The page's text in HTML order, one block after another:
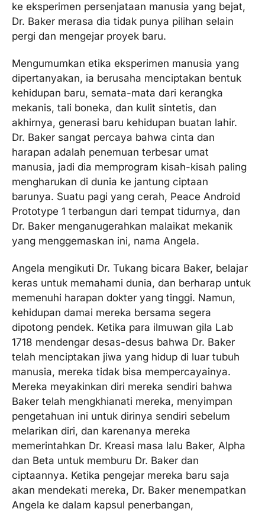
ke eksperimen persenjataan manusia yang bejat,
Dr. Baker merasa dia tidak punya pilihan selain
pergi dan mengejar proyek baru.
Mengumumkan etika eksperimen manusia yang
dipertanyakan, ia berusaha menciptakan bentuk
kehidupan baru, semata-mata dari kerangka
mekanis, tali boneka, dan kulit sintetis, dan
akhirnya, generasi baru kehidupan buatan lahir.
Dr. Baker sangat percaya bahwa cinta dan
harapan adalah penemuan terbesar umat
manusia, jadi dia memprogram kisah-kisah paling
mengharukan di dunia ke jantung ciptaan
barunya. Suatu pagi yang cerah, Peace Android
Prototype 1 terbangun dari tempat tidurnya, dan
Dr. Baker menganugerahkan malaikat mekanik
yang menggemaskan ini, nama Angela.
Angela mengikuti Dr. Tukang bicara Baker, belajar
keras untuk memahami dunia, dan berharap untuk
memenuhi harapan dokter yang tinggi. Namun,
kehidupan damai mereka bersama segera
dipotong pendek. Ketika para ilmuwan gila Lab
1718 mendengar desas-desus bahwa Dr. Baker
telah menciptakan jiwa yang hidup di luar tubuh
manusia, mereka tidak bisa mempercayainya.
Mereka meyakinkan diri mereka sendiri bahwa
Baker telah mengkhianati mereka, menyimpan
pengetahuan ini untuk dirinya sendiri sebelum
melarikan diri, dan karenanya mereka
memerintahkan Dr. Kreasi masa lalu Baker, Alpha
dan Beta untuk memburu Dr. Baker dan
ciptaannya. Ketika pengejar mereka baru saja
akan mendekati mereka, Dr. Baker menempatkan
Angela ke dalam kapsul penerbangan,